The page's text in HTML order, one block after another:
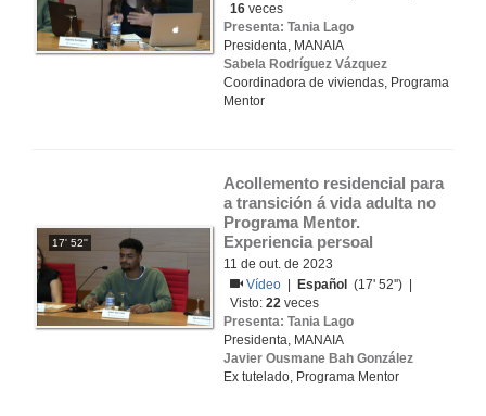
16 veces
Presenta: Tania Lago
Presidenta, MANAIA
Sabela Rodríguez Vázquez
Coordinadora de viviendas, Programa
Mentor
17' 52''
Acollemento residencial para
a transición á vida adulta no
Programa Mentor.
Experiencia persoal
11 de out. de 2023
Vídeo
Español
(17' 52'') |
Visto:22 veces
Presenta: Tania Lago
Presidenta, MANAIA
Javier Ousmane Bah González
Ex tutelado, Programa Mentor